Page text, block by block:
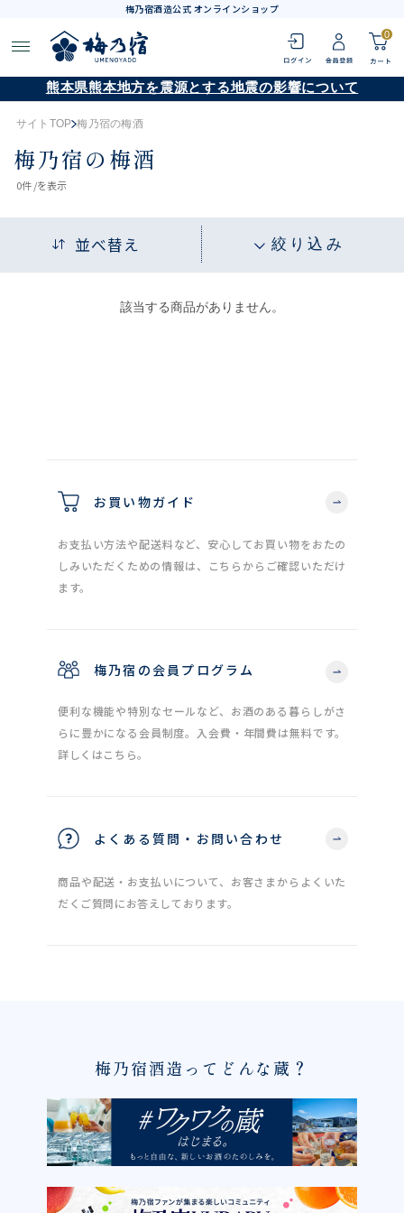
梅乃宿酒造公式 オンラインショップ
0
熊本県熊本地方を震源とする地震の影響について
サイトTOP 梅乃宿の梅酒
梅乃宿の梅酒
0件 /を表示
並べ替え 絞り込み
該当する商品がありません。
お買い物ガイド
お支払い方法や配送料など、安心してお買い物をおたの
しみいただくための情報は、こちらからご確認いただけ
ます。
梅乃宿の会員プログラム
便利な機能や特別なセールなど、お酒のある暮らしがさ
らに豊かになる会員制度。入会費・年間費は無料です。
詳しくはこちら。
よくある質問・お問い合わせ
商品や配送・お支払いについて、お客さまからよくいた
だくご質問にお答えしております。
梅乃宿酒造ってどんな蔵？